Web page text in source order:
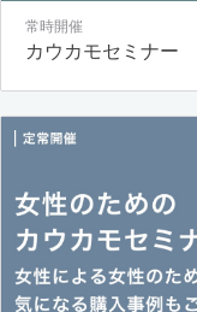
常時開催
カウカモセミナー